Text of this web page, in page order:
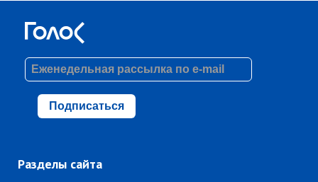
Подписаться
Разделы сайта